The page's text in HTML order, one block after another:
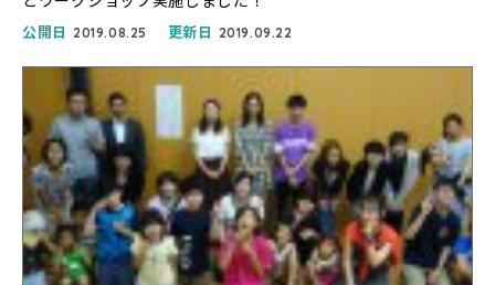
公開日 2019.08.25 更新日 2019.09.22